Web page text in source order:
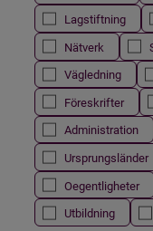
Lagstiftning
Nätverk
Vägledning
Föreskrifter
Administration
Ursprungsländer
Oegentligheter
Utbildning